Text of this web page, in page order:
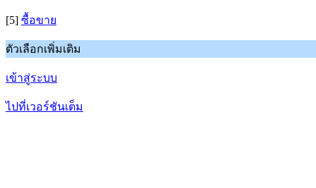
[5] ซื้อขาย
ตัวเลือกเพิ่มเติม
เข้าสู่ระบบ
ไปที่เวอร์ชันเต็ม